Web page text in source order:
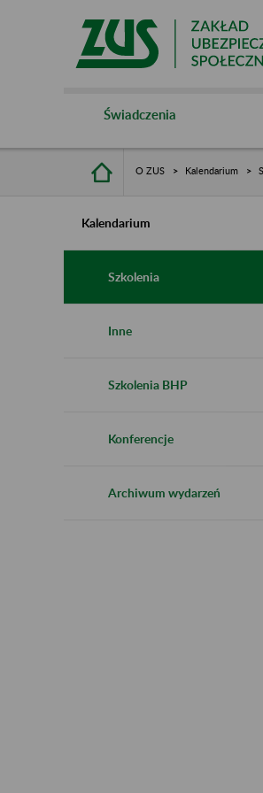
Świadczenia
O ZUS Kalendarium
Kalendarium
Szkolenia
Inne
Szkolenia BHP
Konferencje
Archiwum wydarzeń